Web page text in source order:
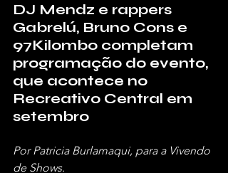
DJ Mendz e rappers
Gabrelú, Bruno Cons e
97Kilombo completam
programação do evento,
que acontece no
Recreativo Central em
setembro
Por Patricia Burlamaqui, para a Vivendo
de Shows.